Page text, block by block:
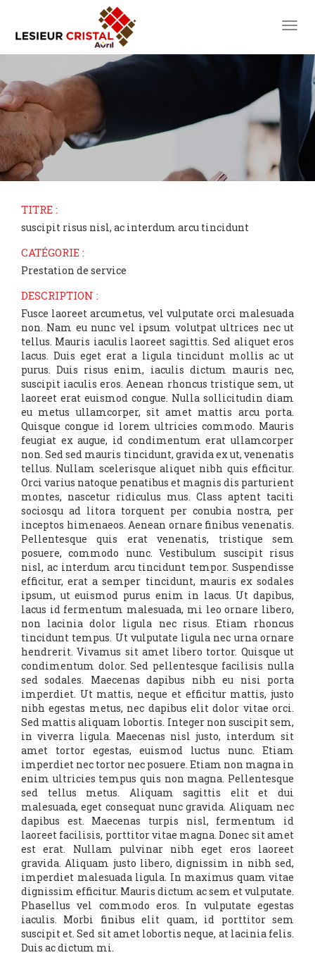
TITRE :
suscipit risus nisl, ac interdum arcu tincidunt
CATÉGORIE :
Prestation de service
DESCRIPTION :
Fusce laoreet arcumetus, vel vulputate orci malesuada
non. Nam eu nunc vel ipsum volutpat ultrices nec ut
tellus. Mauris iaculis laoreet sagittis. Sed aliquet eros
lacus. Duis eget erat a ligula tincidunt mollis ac ut
purus. Duis risus enim, iaculis dictum mauris nec,
suscipit iaculis eros. Aenean rhoncus tristique sem, ut
laoreet erat euismod congue. Nulla sollicitudin diam
eu metus ullamcorper, sit amet mattis arcu porta.
Quisque congue id lorem ultricies commodo. Mauris
feugiat ex augue, id condimentum erat ullamcorper
non. Sed sed mauris tincidunt, gravida ex ut, venenatis
tellus. Nullam scelerisque aliquet nibh quis efficitur.
Orci varius natoque penatibus et magnis dis parturient
montes, nascetur ridiculus mus. Class aptent taciti
sociosqu ad litora torquent per conubia nostra, per
inceptos himenaeos. Aenean ornare finibus venenatis.
Pellentesque quis erat venenatis, tristique sem
posuere, commodo nunc. Vestibulum suscipit risus
nisl, ac interdum arcu tincidunt tempor. Suspendisse
efficitur, erat a semper tincidunt, mauris ex sodales
ipsum, ut euismod purus enim in lacus. Ut dapibus,
lacus id fermentum malesuada, mi leo ornare libero,
non lacinia dolor ligula nec risus. Etiam rhoncus
tincidunt tempus. Ut vulputate ligula nec urna ornare
hendrerit. Vivamus sit amet libero tortor. Quisque ut
condimentum dolor. Sed pellentesque facilisis nulla
sed sodales. Maecenas dapibus nibh eu nisi porta
imperdiet. Ut mattis, neque et efficitur mattis, justo
nibh egestas metus, nec dapibus elit dolor vitae orci.
Sed mattis aliquam lobortis. Integer non suscipit sem,
in viverra ligula. Maecenas nisl justo, interdum sit
amet tortor egestas, euismod luctus nunc. Etiam
imperdiet nec tortor nec posuere. Etiam non magna in
enim ultricies tempus quis non magna. Pellentesque
sed tellus metus. Aliquam sagittis elit et dui
malesuada, eget consequat nunc gravida. Aliquam nec
dapibus est. Maecenas turpis nisl, fermentum id
laoreet facilisis, porttitor vitae magna. Donec sit amet
est erat. Nullam pulvinar nibh eget eros laoreet
gravida. Aliquam justo libero, dignissim in nibh sed,
imperdiet malesuada ligula. In maximus quam vitae
dignissim efficitur. Mauris dictum ac sem et vulputate.
Phasellus vel commodo eros. In vulputate egestas
iaculis. Morbi finibus elit quam, id porttitor sem
suscipit et. Sed sit amet lobortis neque, at lacinia felis.
Duis ac dictum mi.